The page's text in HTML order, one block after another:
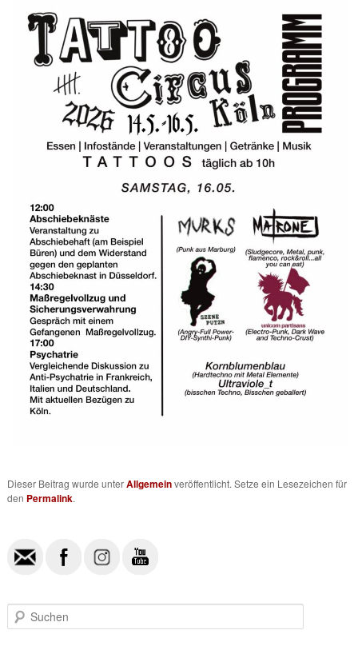
Dieser Beitrag wurde unterAllgemeinveröffentlicht. Setze ein Lesezeichen für
den Permalink.
u